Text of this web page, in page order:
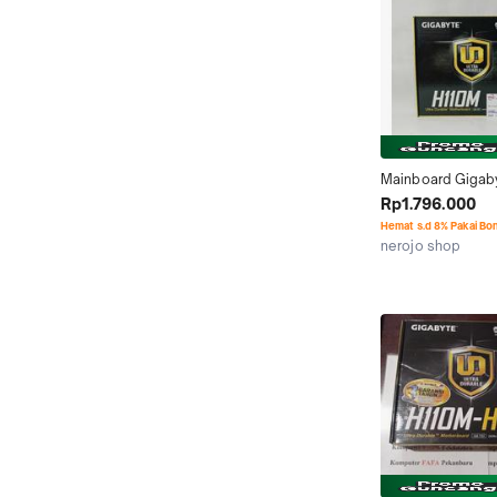
Mainboard
LGA 1151 DDR4
Rp1.796.000
Hemat s.d 8% Pakai
nerojo shop